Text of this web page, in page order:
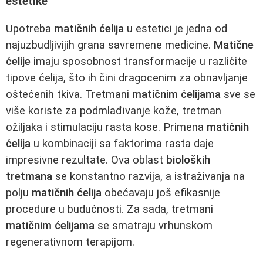
Upotreba matičnih ćelija u estetici je jedna od
najuzbudljivijih grana savremene medicine. Matične
ćelije imaju sposobnost transformacije u različite
tipove ćelija, što ih čini dragocenim za obnavljanje
oštećenih tkiva. Tretmani matičnim ćelijama sve se
više koriste za podmlađivanje kože, tretman
ožiljaka i stimulaciju rasta kose. Primena matičnih
ćelija u kombinaciji sa faktorima rasta daje
impresivne rezultate. Ova oblast bioloških
tretmana se konstantno razvija, a istraživanja na
polju matičnih ćelija obećavaju još efikasnije
procedure u budućnosti. Za sada, tretmani
matičnim ćelijama se smatraju vrhunskom
regenerativnom terapijom.